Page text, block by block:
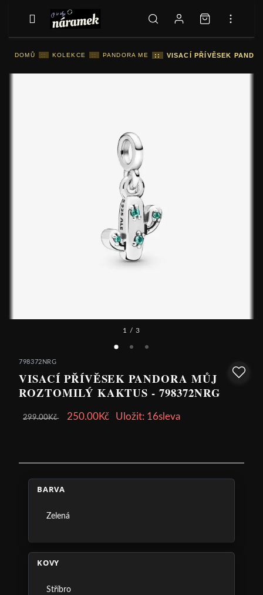
DOMŮ :: KOLEKCE :: PANDORA ME :: VISACÍ PŘÍVĚSEK
1 / 3
798372NRG
VISACÍ PŘÍVĚSEK PANDORA MŮJ
ROZTOMILÝ KAKTUS - 798372NRG
299.00Kč 250.00Kč Uložit: 16sleva
BARVA
Zelená
KOVY
Stříbro